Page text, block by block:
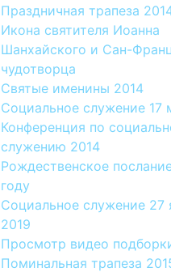
Праздничная трапеза
Икона святителя Иоанна
Шанхайского и Сан-
чудотворца
Святые именины 2014
Социальное служение 17
Конференция по
служению 2014
Рождественское
году
Социальное служение 27
2019
Просмотр видео
Поминальная трапеза